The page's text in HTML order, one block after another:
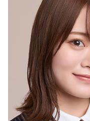
【旅行】エジプト
りますよ！」→ノリ
マホを返してもら
「私は6時間で3万円
ストーブの前で寝
に…【再】 / まとめる
【阪神】暗黒期を
期しか知らない現代
まとめアンテナ！
後藤真希(15)に告
めアンテナ！ NEW!
【プロ野球】強す